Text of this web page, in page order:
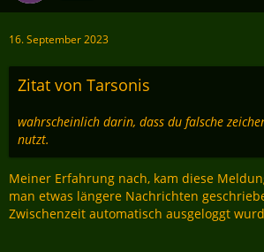
16. September 2023
Zitat von Tarsonis
wahrscheinlich darin, dass du falsche
nutzt.
Meiner Erfahrung nach, kam diese
man etwas längere Nachrichten
Zwischenzeit automatisch ausgeloggt